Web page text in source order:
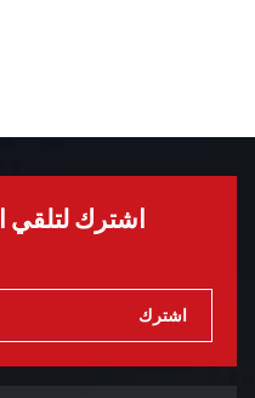
اشترك لتلقي